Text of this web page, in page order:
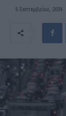
5 Σεπτεμβρίου, 2024